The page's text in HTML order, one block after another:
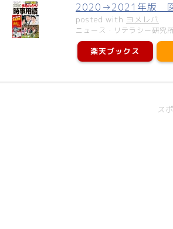
2020→2021年版
posted with ヨメレバ
ニュース・リテラシー研
楽天ブックス
ス